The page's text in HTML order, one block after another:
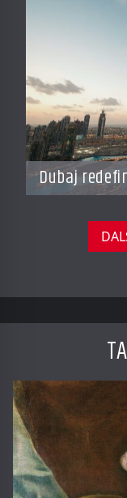
Dubaj
miliardy
resorty